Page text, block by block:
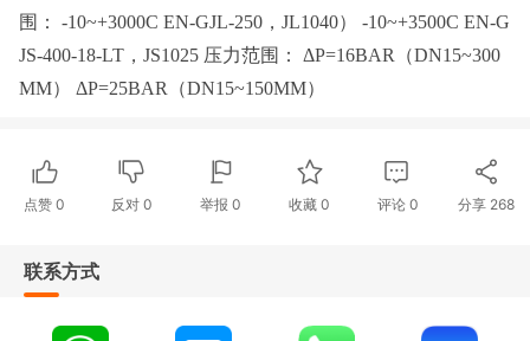
围： -10~+3000C EN-GJL-250，JL1040） -10~+3500C EN-G
JS-400-18-LT，JS1025 压力范围： ΔP=16BAR（DN15~300
MM） ΔP=25BAR（DN15~150MM）
点赞 0 反对0 举报 0 收藏 0 评论 0 分享 268
联系方式